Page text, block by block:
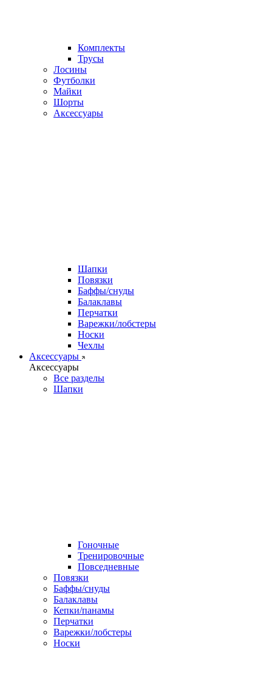
Комплекты
Трусы
Лосины
Футболки
Майки
Шорты
Аксессуары
Шапки
Повязки
Баффы/снуды
Балаклавы
Перчатки
Варежки/лобстеры
Носки
Чехлы
Аксессуары
Аксессуары
Все разделы
Шапки
Гоночные
Тренировочные
Повседневные
Повязки
Баффы/снуды
Балаклавы
Кепки/панамы
Перчатки
Варежки/лобстеры
Носки